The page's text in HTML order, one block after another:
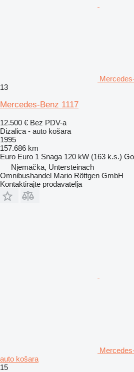
13
Mercedes-Benz 1117
12.500 € Bez PDV-a
Dizalica - auto košara
1995
157.686 km
Euro Euro 1 Snaga 120 kW (163 k.s.)
Njemačka, Untersteinach
Omnibushandel Mario Röttgen GmbH
Kontaktirajte prodavatelja
auto košara
15